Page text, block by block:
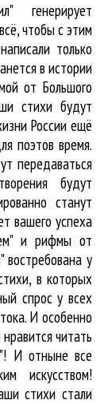
генерирует
чтобы с этим
только
в истории
от Большого
стихи будут
России ещё
поэтов время.
передаваться
будут
станут
вашего успеха
и рифмы от
востребована у
в которых
спрос у всех
И особенно
читать
И отныне все
искусством!
стихи стали